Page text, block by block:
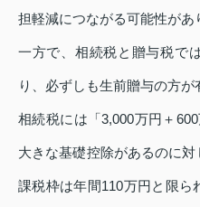
担軽減につながる可能性があ
一方で、相続税と贈与税で
り、必ずしも生前贈与の方が
相続税には「3,000万円＋
大きな基礎控除があるのに
課税枠は年間110万円と限